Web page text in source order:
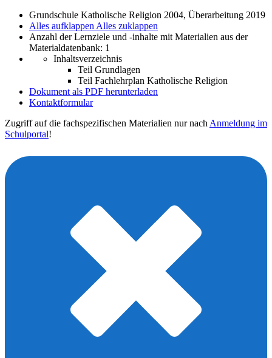
Grundschule Katholische Religion 2004, Überarbeitung 2019
Alles aufklappen Alles zuklappen
Anzahl der Lernziele und -inhalte mit Materialien aus der
Materialdatenbank: 1
Inhaltsverzeichnis
Teil Grundlagen
Teil Fachlehrplan Katholische Religion
Dokument als PDF herunterladen
Kontaktformular
Zugriff auf die fachspezifischen Materialien nur nach Anmeldung im
Schulportal!